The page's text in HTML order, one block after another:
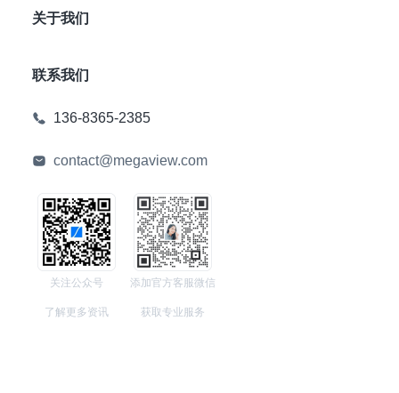
关于我们
联系我们
136-8365-2385
contact@megaview.com
关注公众号
了解更多资讯
添加官方客服微信
获取专业服务